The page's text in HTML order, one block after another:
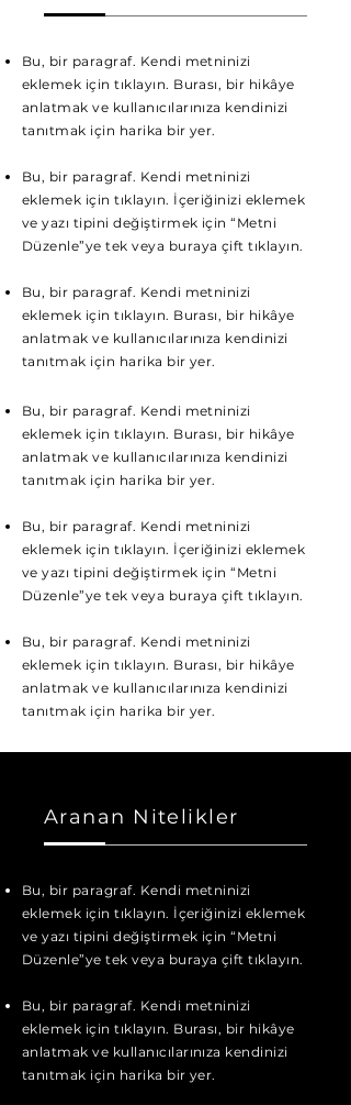
Bu, bir paragraf. Kendi metninizi
eklemek için tıklayın. Burası, bir hikâye
anlatmak ve kullanıcılarınıza kendinizi
tanıtmak için harika bir yer.
Bu, bir paragraf. Kendi metninizi
eklemek için tıklayın. İçeriğinizi eklemek
ve yazı tipini değiştirmek için “Metni
Düzenle”ye tek veya buraya çift tıklayın.
Bu, bir paragraf. Kendi metninizi
eklemek için tıklayın. Burası, bir hikâye
anlatmak ve kullanıcılarınıza kendinizi
tanıtmak için harika bir yer.
Bu, bir paragraf. Kendi metninizi
eklemek için tıklayın. Burası, bir hikâye
anlatmak ve kullanıcılarınıza kendinizi
tanıtmak için harika bir yer.
Bu, bir paragraf. Kendi metninizi
eklemek için tıklayın. İçeriğinizi eklemek
ve yazı tipini değiştirmek için “Metni
Düzenle”ye tek veya buraya çift tıklayın.
Bu, bir paragraf. Kendi metninizi
eklemek için tıklayın. Burası, bir hikâye
anlatmak ve kullanıcılarınıza kendinizi
tanıtmak için harika bir yer.
Aranan Nitelikler
Bu, bir paragraf. Kendi metninizi
eklemek için tıklayın. İçeriğinizi eklemek
ve yazı tipini değiştirmek için “Metni
Düzenle”ye tek veya buraya çift tıklayın.
Bu, bir paragraf. Kendi metninizi
eklemek için tıklayın. Burası, bir hikâye
anlatmak ve kullanıcılarınıza kendinizi
tanıtmak için harika bir yer.